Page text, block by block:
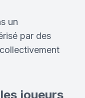
un
par des
joueurs